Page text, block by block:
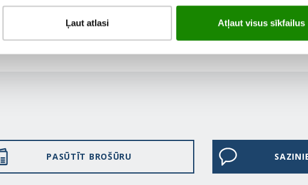
Ļaut atlasi Atļaut visus sīkfailus
PASŪTĪT BROŠŪRU